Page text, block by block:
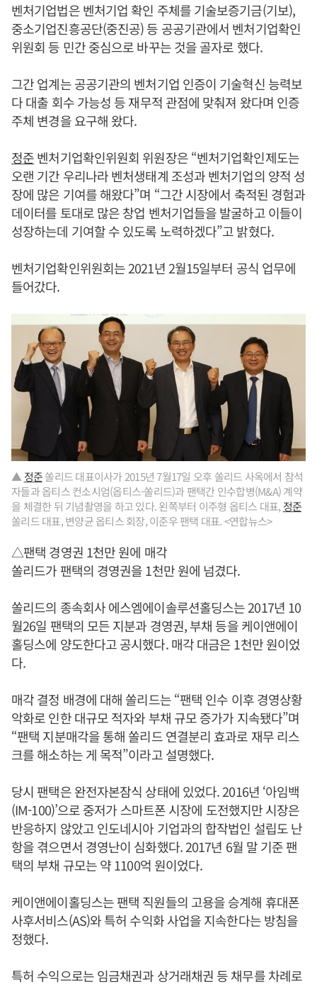
벤처기업법은 벤처기업 확인 주체를 기술보증기금(기보),
중소기업진흥공단(중진공) 등 공공기관에서 벤처기업확인
위원회 등 민간 중심으로 바꾸는 것을 골자로 했다.
그간 업계는 공공기관의 벤처기업 인증이 기술혁신 능력보
다 대출 회수 가능성 등 재무적 관점에 맞춰져 왔다며 인증
주체 변경을 요구해 왔다.
정준벤처기업확인위원회 위원장은 “벤처기업확인제도는
오랜 기간 우리나라 벤처생태계 조성과 벤처기업의 양적 성
장에 많은 기여를 해왔다”며 “그간 시장에서 축적된 경험과
데이터를 토대로 많은 창업 벤처기업들을 발굴하고 이들이
성장하는데 기여할 수 있도록 노력하겠다”고 밝혔다.
벤처기업확인위원회는 2021년 2월15일부터 공식 업무에
들어갔다.
▲ 정준쏠리드 대표이사가 2015년 7월17일 오후 쏠리드 사옥에서 참석
자들과 옵티스 컨소시엄(옵티스-쏠리드)과 팬택간 인수합병(M&A) 계약
을 체결한 뒤 기념촬영을 하고 있다. 왼쪽부터 이주형 옵티스 대표, 정준
쏠리드 대표, 변양균 옵티스 회장, 이준우 팬택 대표. <연합뉴스>
△팬택 경영권 1천만 원에 매각
쏠리드가 팬택의 경영권을 1천만 원에 넘겼다.
쏠리드의 종속회사 에스엠에이솔루션홀딩스는 2017년 10
월26일 팬택의 모든 지분과 경영권, 부채 등을 케이앤에이
홀딩스에 양도한다고 공시했다. 매각 대금은 1천만 원이었
다.
매각 결정 배경에 대해 쏠리드는 “팬택 인수 이후 경영상황
악화로 인한 대규모 적자와 부채 규모 증가가 지속됐다”며
“팬택 지분매각을 통해 쏠리드 연결분리 효과로 재무 리스
크를 해소하는 게 목적”이라고 설명했다.
당시 팬택은 완전자본잠식 상태에 있었다. 2016년 ‘아임백
(IM-100)’으로 중저가 스마트폰 시장에 도전했지만 시장은
반응하지 않았고 인도네시아 기업과의 합작법인 설립도 난
항을 겪으면서 경영난이 심화했다. 2017년 6월 말 기준 팬
택의 부채 규모는 약 1100억 원이었다.
케이앤에이홀딩스는 팬택 직원들의 고용을 승계해 휴대폰
사후서비스(AS)와 특허 수익화 사업을 지속한다는 방침을
정했다.
특허 수익으로는 임금채권과 상거래채권 등 채무를 차례로